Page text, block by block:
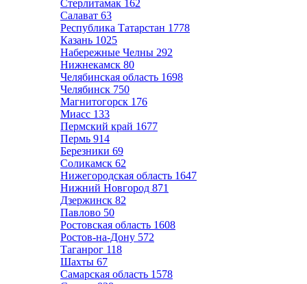
Стерлитамак 162
Салават 63
Республика Татарстан 1778
Казань 1025
Набережные Челны 292
Нижнекамск 80
Челябинская область 1698
Челябинск 750
Магнитогорск 176
Миасс 133
Пермский край 1677
Пермь 914
Березники 69
Соликамск 62
Нижегородская область 1647
Нижний Новгород 871
Дзержинск 82
Павлово 50
Ростовская область 1608
Ростов-на-Дону 572
Таганрог 118
Шахты 67
Самарская область 1578